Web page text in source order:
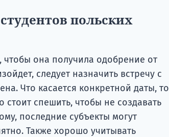
польских
она получила одобрение от
следует назначить встречу с
Что касается конкретной даты, то
стоит спешить, чтобы не создавать
последние субъекты могут
Также хорошо учитывать